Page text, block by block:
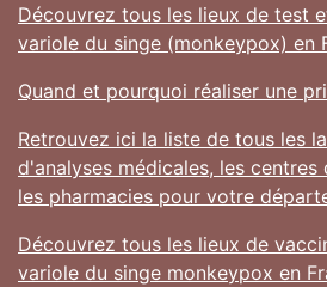
Découvrez tous les lieux de test
variole du singe (monkeypox) en
Quand et pourquoi réaliser une
Retrouvez ici la liste de tous les
d'analyses médicales, les
les pharmacies pour votre
Découvrez tous les lieux de
variole du singe monkeypox en